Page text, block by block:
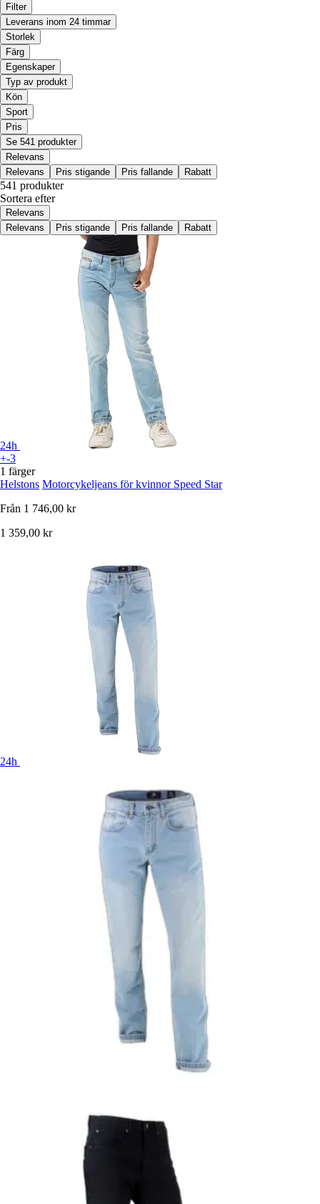
Filter
Leverans inom 24 timmar
Storlek
Färg
Egenskaper
Typ av produkt
Kön
Sport
Pris
Se 541 produkter
Relevans
Relevans
Pris stigande Pris fallande Rabatt
541 produkter
Sortera efter
Relevans
Relevans
Pris stigande Pris fallande Rabatt
24h
+-3
1 färger
Helstons Motorcykeljeans för kvinnor Speed Star
Från 1 746,00 kr
1 359,00 kr
24h